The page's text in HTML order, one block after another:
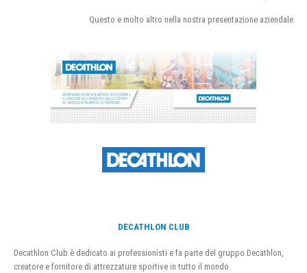
Questo e molto altro nella nostra presentazione aziendale
DECATHLON CLUB
Decathlon Club è dedicato ai professionisti e fa parte del gruppo Decathlon,
creatore e fornitore di attrezzature sportive in tutto il mondo.